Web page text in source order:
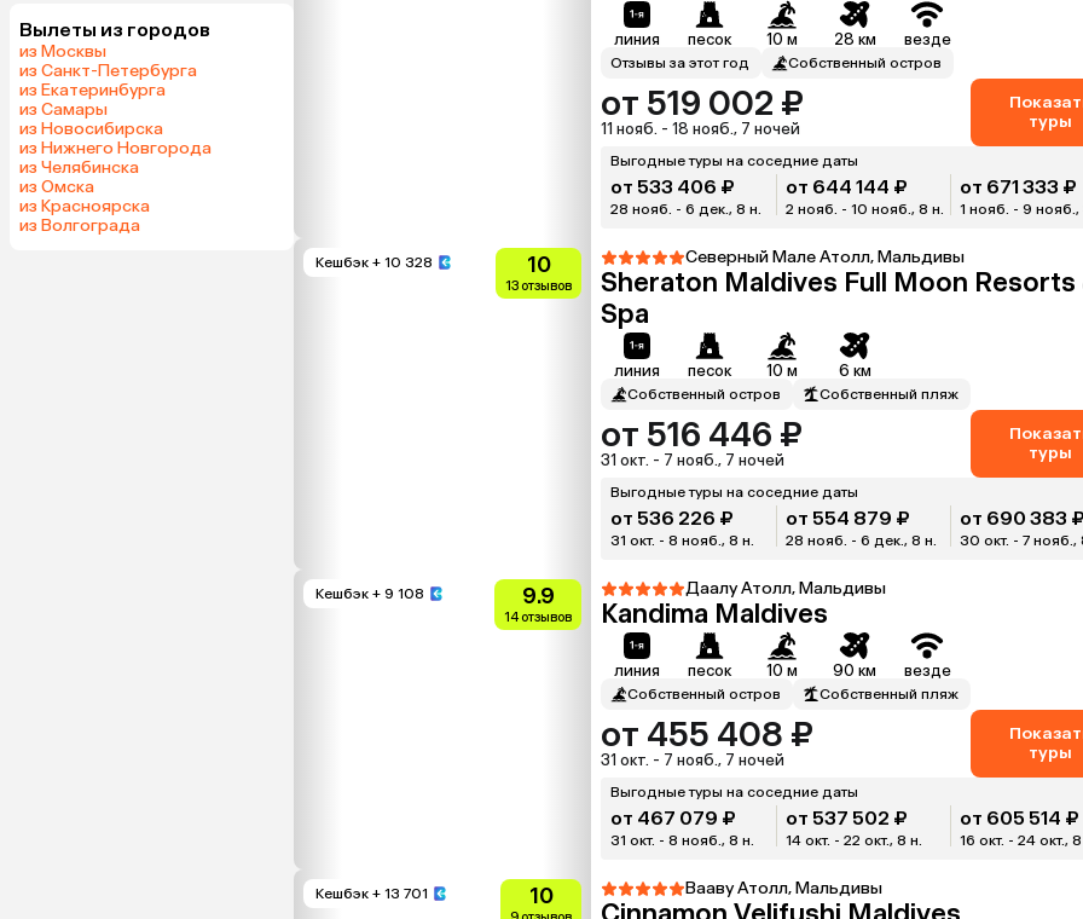
Вылеты из городов
из Москвы
из Санкт-Петербурга
из Екатеринбурга
из Самары
из Новосибирска
из Нижнего Новгорода
из Челябинска
из Омска
из Красноярска
из Волгограда
линия песок 10 м 28 км везде
Отзывы за этот год Собственный остров
от 519 002 ₽
11 нояб. - 18 нояб., 7 ночей
туры
Выгодные туры на соседние даты
от 533 406 ₽
28 нояб. - 6 дек., 8 н.
от 644 144 ₽
2 нояб. - 10 нояб., 8 н.
от 671 333 ₽
1 нояб. - 9 нояб.,
Кешбэк + 10 328 10
13 отзывов
Северный Мале Атолл, Мальдивы
Sheraton Maldives Full Moon Resorts
Spa
линия песок 10 м 6 км
Собственный остров Собственный пляж
от 516 446 ₽
31 окт. - 7 нояб., 7 ночей
туры
Выгодные туры на соседние даты
от 536 226 ₽
31 окт. - 8 нояб., 8 н.
от 554 879 ₽
28 нояб. - 6 дек., 8 н.
от 690 383 ₽
30 окт. - 7 нояб.,
Кешбэк + 9 108 9.9
14 отзывов
Даалу Атолл, Мальдивы
Kandima Maldives
линия песок 10 м 90 км везде
Собственный остров Собственный пляж
от 455 408 ₽
31 окт. - 7 нояб., 7 ночей
туры
Выгодные туры на соседние даты
от 467 079 ₽
31 окт. - 8 нояб., 8 н.
от 537 502 ₽
14 окт. - 22 окт., 8 н.
от 605 514 ₽
16 окт. - 24 окт., 8
Кешбэк + 13 701 10 Вааву Атолл, Мальдивы